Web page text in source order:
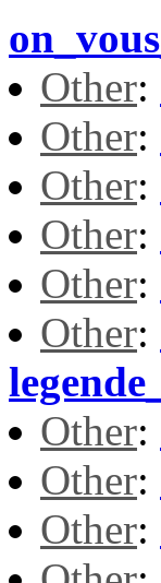
Other:
Other:
Other:
Other:
Other:
Other:
Other:
Other:
Other: